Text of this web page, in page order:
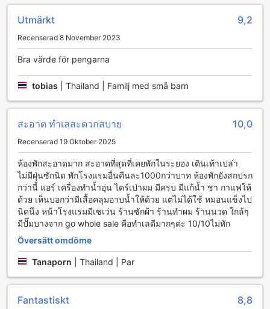
Förutom shopping kan gästerna njuta av en livlig atmosfär
med närliggande caféer och restauranger där du kan
smaka på autentiska thailändska rätter eller koppla av med
en uppfriskande dryck. BJ Boutique är den perfekta basen
för att utforska den lokala scenen, och med så många
alternativ inom räckhåll får du verkligen ut det mesta av din
vistelse. Oavsett om du är en ivrig shoppare eller bara vill
njuta av den pulserande kulturen, kommer BJ Boutique att
ge dig en minnesvärd och underhållande upplevelse.
Sportanläggningar på BJ Boutique
BJ Boutique i Rayong erbjuder en fantastisk golfupplevelse
direkt på anläggningen, vilket gör det till en idealisk
destination för golfentusiaster. Den vackert anlagda
golfbanan är perfekt för både nybörjare och erfarna
spelare, med utmanande hål och en naturskön omgivning
som bjuder in till avkoppling och fokus. Här kan du njuta av
en dag på greenen, omgiven av den tropiska florans
skönhet och det lugna ljudet av naturen.
Golfbanan på BJ Boutique är inte bara en plats för spel,
utan också en social mötespunkt där gäster kan knyta nya
vänskapsband och dela sin passion för sporten. Oavsett
om du vill förbättra ditt handicap eller bara ha kul med
och minnesvärd upplevelse. Med tillgång till professionell
Utmärkt 9,2
Recenserad 8 November 2023
Bra värde för pengarna
tobias Thailand | Familj med små barn
สะอาด ทำเลสะดวกสบาย 10,0
Recenserad 19 Oktober 2025
ห้องพักสะอาดมาก สะอาดที่สุดที่เคยพักในระยอง เดินเท้าเปล่า
ไม่มีฝุ่นซักนิด พักโรงแรมอื่นคืนละ1000กว่าบาท ห้องพักยังสกปรก
กว่านี้ แอร์ เครื่องทำน้ำอุ่น ไดร์เป่าผม มีครบ มีแก้น้ำ ชา กาแฟให้
ด้วย เห็นบอกว่ามีเสื้อคลุมอาบน้ำให้ด้วย แต่ไม่ได้ใช้ หมอนแข็งไป
นิดนึง หน้าโรงแรมมีเซเว่น ร้านซักผ้า ร้านทำผม ร้านนวด ใกล้ๆ
มีปั๊มบางจาก go whole sale คือทำเลดีมากๆค่ะ 10/10ไม่หัก
Översätt omdöme
Tanaporn Thailand | Par
Fantastiskt 8,8